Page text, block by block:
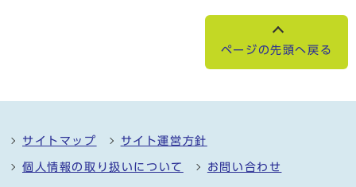
ページの先頭へ戻る
サイトマップ サイト運営方針
個人情報の取り扱いについて お問い合わせ